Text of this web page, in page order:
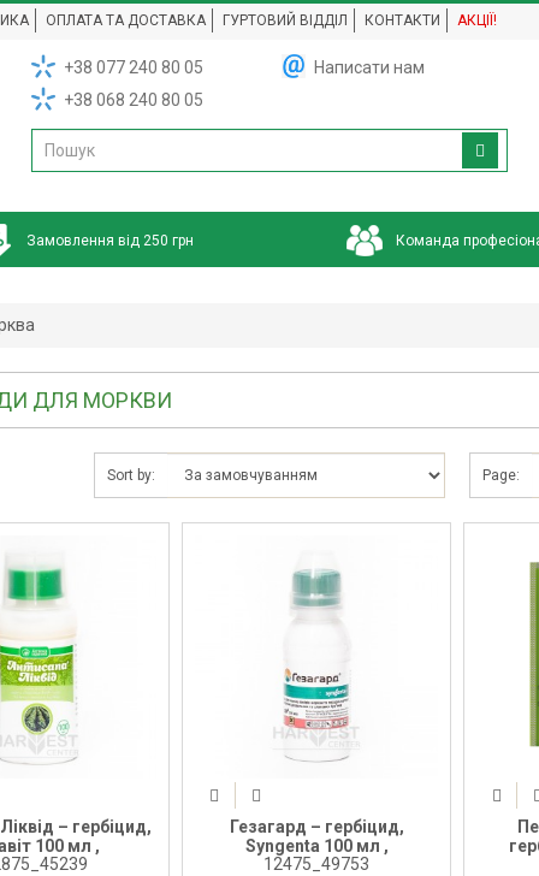
ОПЛАТА ТА ДОСТАВКА ГУРТОВИЙ ВІДДІЛ КОНТАКТИ АКЦІЇ!
+38 077 240 80 05
+38 068 240 80 05
Написати нам
Замовлення від 250 грн Команда
ДЛЯ МОРКВИ
Sort by: Page:
– гербіцид,
100 мл ,
Гезагард – гербіцид,
Syngenta 100 мл ,
12475_49753